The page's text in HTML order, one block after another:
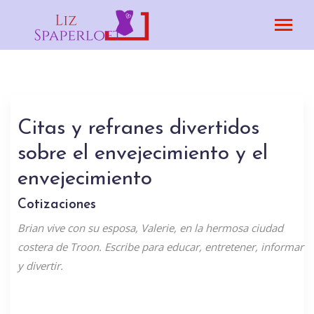
Citas y refranes divertidos
sobre el envejecimiento y el
envejecimiento
Cotizaciones
Brian vive con su esposa, Valerie, en la hermosa ciudad
costera de Troon. Escribe para educar, entretener, informar
y divertir.